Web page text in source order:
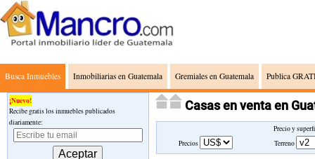
Busca Inmuebles Inmobiliarias en Guatemala Gremiales en Guatemala Publica
Casas en venta en
Precio y
Precios
Terreno
¡Nuevo!
Recibe gratis los inmuebles publicados
diariamente: